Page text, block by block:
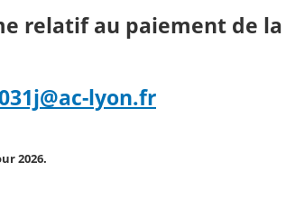
relatif au paiement de
lyon.fr
2026.